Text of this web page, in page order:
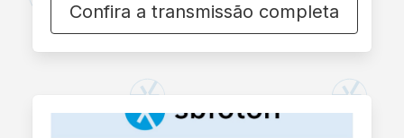
Confira a transmissão completa